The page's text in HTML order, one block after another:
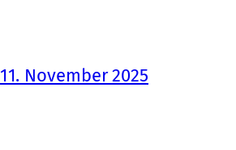
11. November 2025